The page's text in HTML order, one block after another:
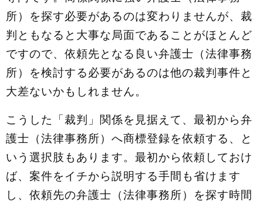
所）を探す必要があるのは変わりませんが、裁
判ともなると大事な局面であることがほとんど
ですので、依頼先となる良い弁護士（法律事務
所）を検討する必要があるのは他の裁判事件と
大差ないかもしれません。
こうした「裁判」関係を見据えて、最初から弁
護士（法律事務所）へ商標登録を依頼する、と
いう選択肢もあります。最初から依頼しておけ
ば、案件をイチから説明する手間も省けます
し、依頼先の弁護士（法律事務所）を探す時間